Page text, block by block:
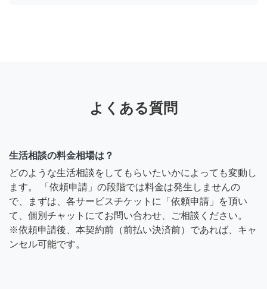
よくある質問
生活相談の料金相場は？
どのような生活相談をしてもらいたいかによっても変動し
ます。 「依頼申請」の段階では料金は発生しませんの
で、まずは、各サービスチケットに「依頼申請」を頂い
て、個別チャットにてお問い合わせ、ご相談ください。
※依頼申請後、本契約前（前払い決済前）であれば、キャ
ンセル可能です。